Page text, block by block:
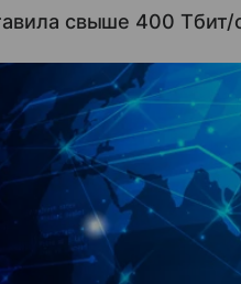
свыше 400 Тбит/